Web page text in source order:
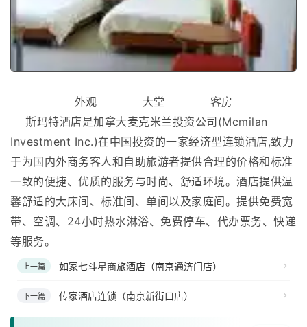
外观 大堂 客房
斯玛特酒店是加拿大麦克米兰投资公司(Mcmilan
Investment Inc.)在中国投资的一家经济型连锁酒店,致力
于为国内外商务客人和自助旅游者提供合理的价格和标准
一致的便捷、优质的服务与时尚、舒适环境。酒店提供温
馨舒适的大床间、标准间、单间以及家庭间。提供免费宽
带、空调、24小时热水淋浴、免费停车、代办票务、快递
等服务。
上一篇 如家七斗星商旅酒店（南京通济门店）
下一篇 传家酒店连锁（南京新街口店）